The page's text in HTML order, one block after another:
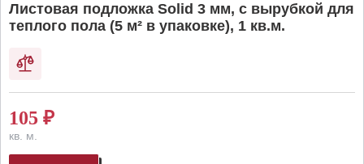
Листовая подложка Solid 3 мм, с вырубкой для
теплого пола (5 м² в упаковке), 1 кв.м.
105 ₽
кв. м.